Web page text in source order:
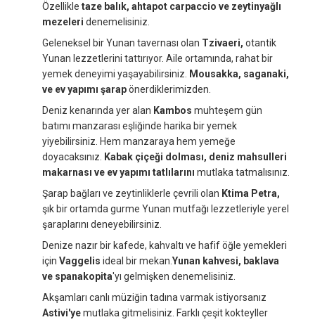
Özellikle taze balık, ahtapot carpaccio ve zeytinyağlı
mezeleri denemelisiniz.
Geleneksel bir Yunan tavernası olan Tzivaeri, otantik
Yunan lezzetlerini tattırıyor. Aile ortamında, rahat bir
yemek deneyimi yaşayabilirsiniz.
Mousakka, saganaki,
ve ev yapımı şarapönerdiklerimizden.
Deniz kenarında yer alan Kambos muhteşem gün
batımı manzarası eşliğinde harika bir yemek
yiyebilirsiniz. Hem manzaraya hem yemeğe
doyacaksınız.
Kabak çiçeği dolması, deniz mahsulleri
makarnası ve ev yapımı tatlılarını mutlaka tatmalısınız.
Şarap bağları ve zeytinliklerle çevrili olan Ktima Petra,
şık bir ortamda gurme Yunan mutfağı lezzetleriyle yerel
şaraplarını deneyebilirsiniz.
Denize nazır bir kafede, kahvaltı ve hafif öğle yemekleri
için Vaggelis ideal bir mekan. Yunan kahvesi, baklava
ve spanakopita'yı gelmişken denemelisiniz.
Akşamları canlı müziğin tadına varmak istiyorsanız
Astivi'yemutlaka gitmelisiniz. Farklı çeşit kokteyller